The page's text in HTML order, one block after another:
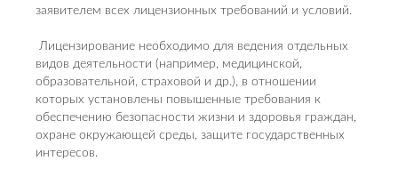
заявителем всех лицензионных требований и условий.
Лицензирование необходимо для ведения отдельных
видов деятельности (например, медицинской,
образовательной, страховой и др.), в отношении
которых установлены повышенные требования к
обеспечению безопасности жизни и здоровья граждан,
охране окружающей среды, защите государственных
интересов.